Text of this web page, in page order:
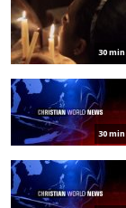
30 min
30 min